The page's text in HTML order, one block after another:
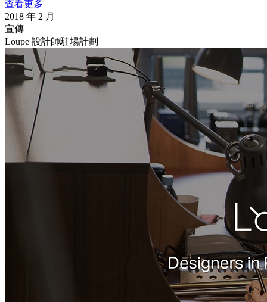
查看更多
2018 年 2 月
宣傳
Loupe 設計師駐場計劃